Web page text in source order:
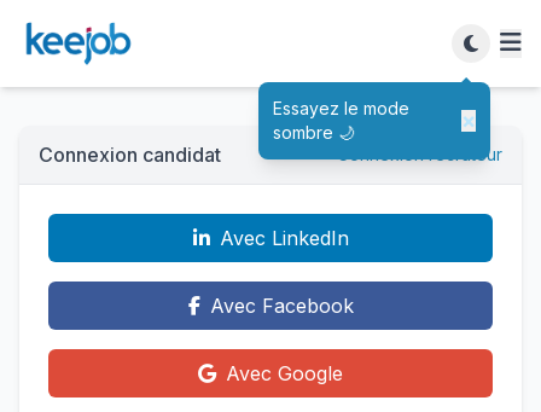
Essayez le mode
sombre 🌙
×
Connexion candidat Connexion recruteur
Avec LinkedIn
Avec Facebook
Avec Google